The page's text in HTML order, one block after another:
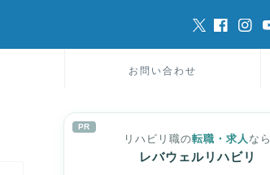
お問い合わせ
PR
リハビリ職の転職・求人 なら
レバウェルリハビリ